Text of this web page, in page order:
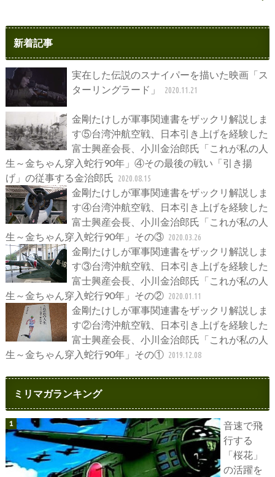
新着記事
実在した伝説のスナイパーを描いた映画「ス
ターリングラード」
2020.11.21
金剛たけしが軍事関連書をザックリ解説しま
す⑤台湾沖航空戦、日本引き上げを経験した
富士興産会長、小川金治郎氏「これが私の人
生～金ちゃん穿入蛇行90年」④その最後の戦い「引き揚
げ」の従事する金治郎氏 2020.08.15
金剛たけしが軍事関連書をザックリ解説しま
す④台湾沖航空戦、日本引き上げを経験した
富士興産会長、小川金治郎氏「これが私の人
生～金ちゃん穿入蛇行90年」その③ 2020.03.26
金剛たけしが軍事関連書をザックリ解説しま
す③台湾沖航空戦、日本引き上げを経験した
富士興産会長、小川金治郎氏「これが私の人
生～金ちゃん穿入蛇行90年」その② 2020.01.11
金剛たけしが軍事関連書をザックリ解説しま
す②台湾沖航空戦、日本引き上げを経験した
富士興産会長、小川金治郎氏「これが私の人
生～金ちゃん穿入蛇行90年」その① 2019.12.08
ミリマガランキング
音速で飛
行する
「桜花」
の活躍を